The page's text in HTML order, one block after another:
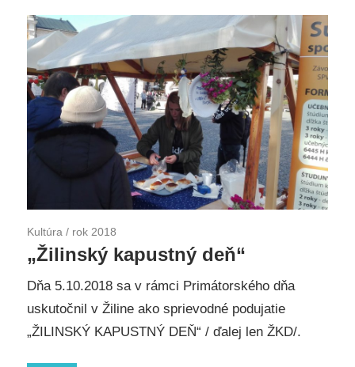
Kultúra / rok 2018
„Žilinský kapustný deň“
Dňa 5.10.2018 sa v rámci Primátorského dňa
uskutočnil v Žiline ako sprievodné podujatie
„ŽILINSKÝ KAPUSTNÝ DEŇ“ / ďalej len ŽKD/.